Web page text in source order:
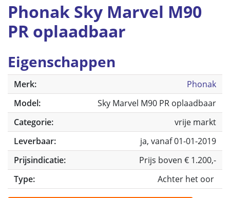
Phonak Sky Marvel M90
PR oplaadbaar
Eigenschappen
Merk:
Phonak
Model:
Sky Marvel M90 PR oplaadbaar
Categorie:
vrije markt
Leverbaar:
ja, vanaf 01-01-2019
Prijsindicatie:
Prijs boven € 1.200,-
Type:
Achter het oor